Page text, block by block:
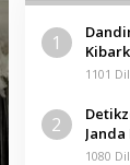
1
1101
2
1080